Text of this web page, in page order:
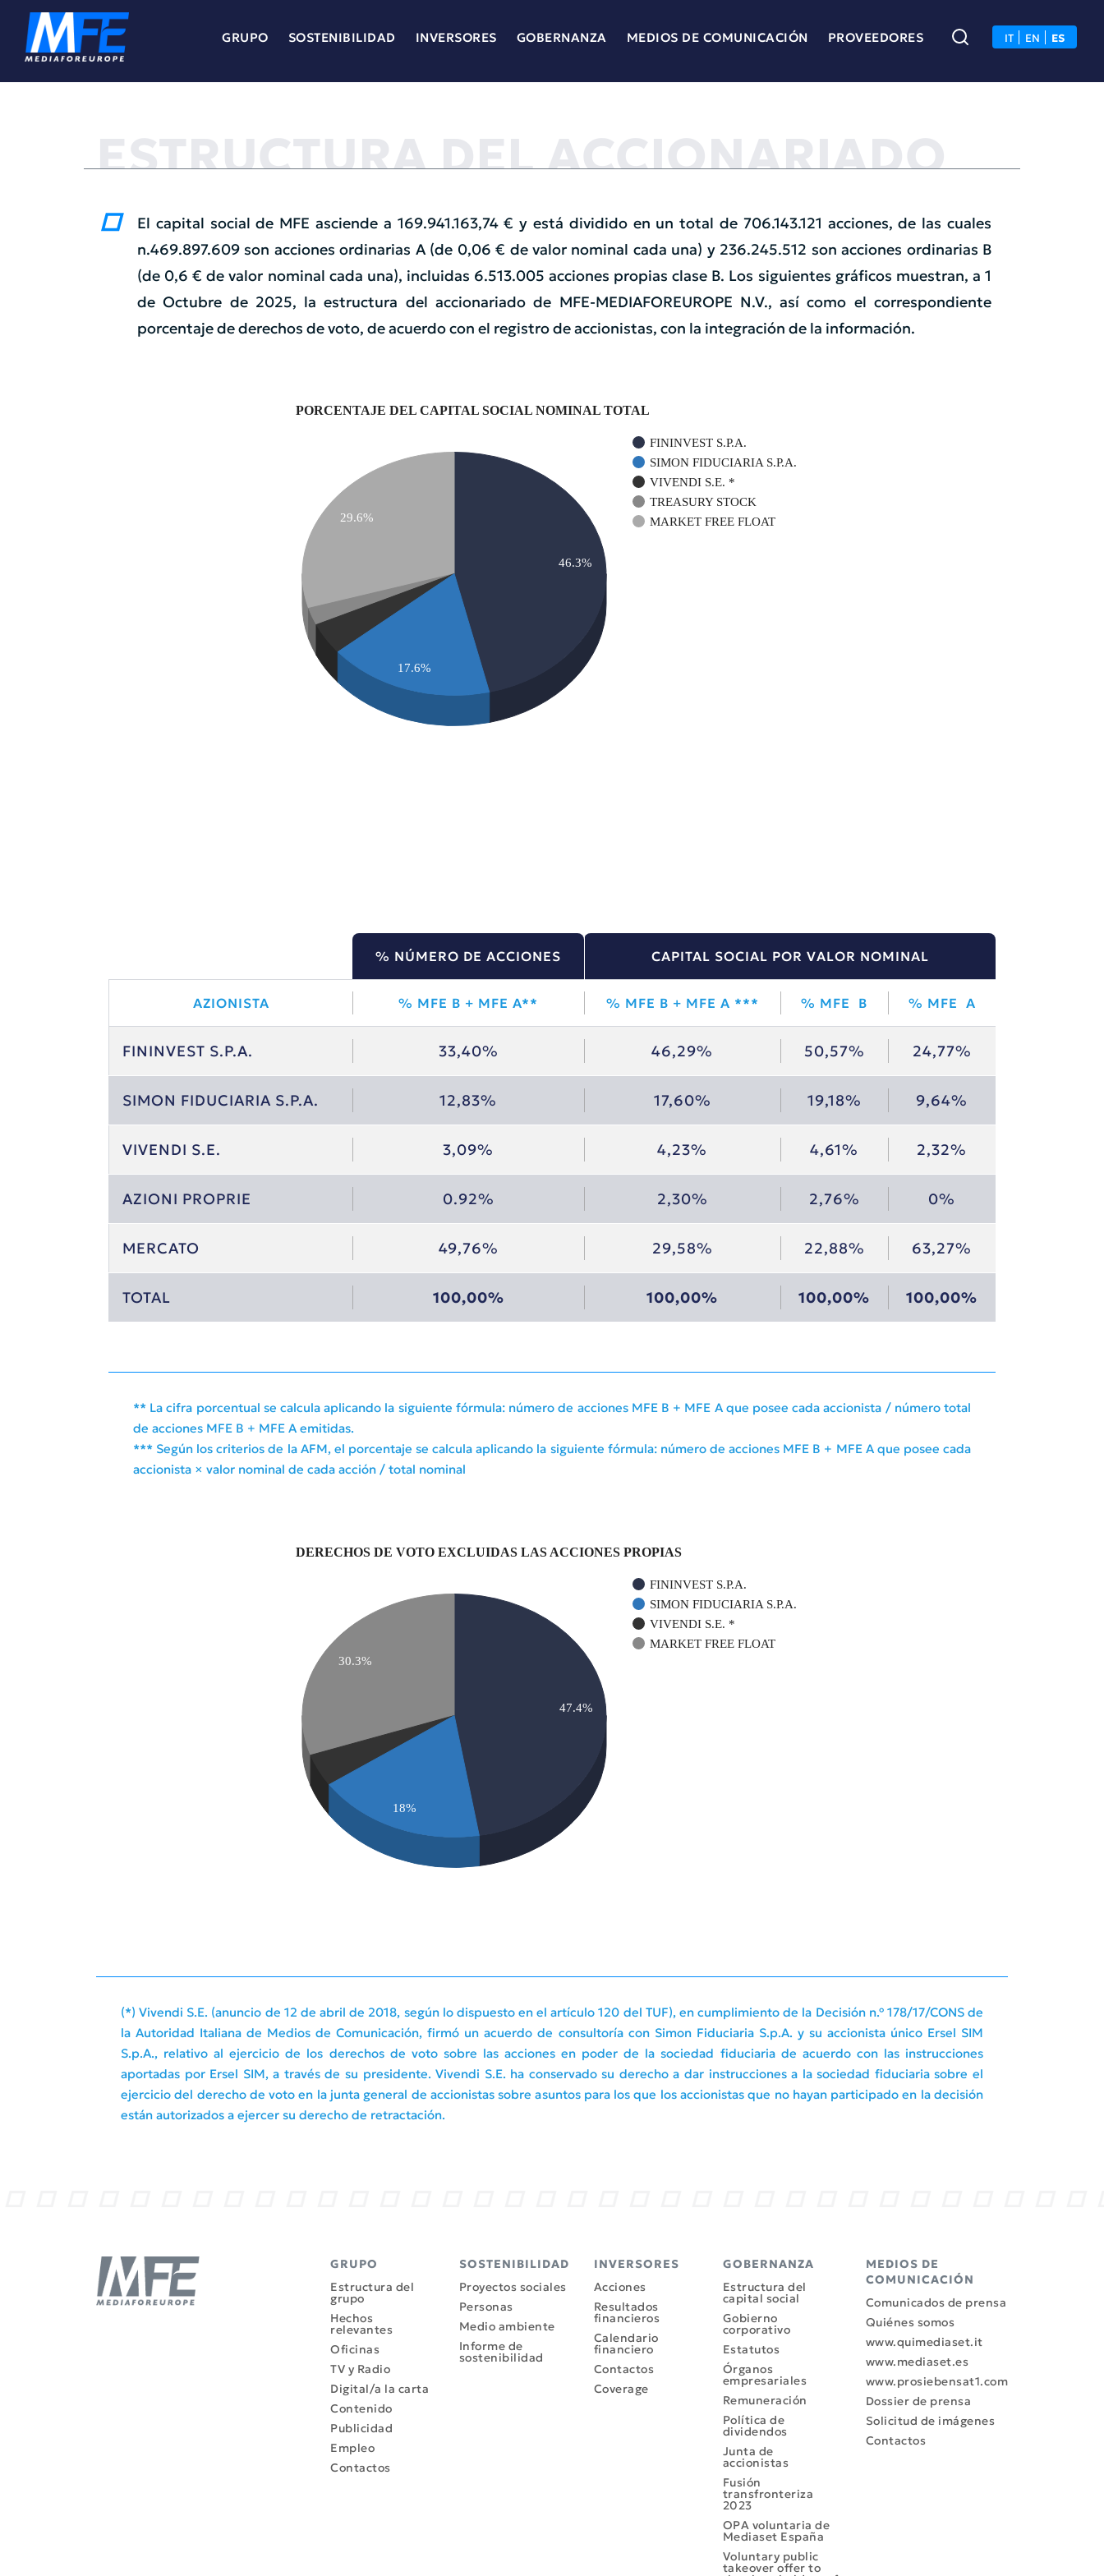
GRUPO SOSTENIBILIDAD INVERSORES GOBERNANZA MEDIOS DE COMUNICACIÓN PROVEEDORES IT EN ES
ESTRUCTURA DEL ACCIONARIADO
El capital social de MFE asciende a 169.941.163,74 € y está dividido en un total de 706.143.121 acciones, de las cuales
n.469.897.609 son acciones ordinarias A (de 0,06 € de valor nominal cada una) y 236.245.512 son acciones ordinarias B
(de 0,6 € de valor nominal cada una), incluidas 6.513.005 acciones propias clase B. Los siguientes gráficos muestran, a 1
de Octubre de 2025, la estructura del accionariado de MFE-MEDIAFOREUROPE N.V., así como el correspondiente
porcentaje de derechos de voto, de acuerdo con el registro de accionistas, con la integración de la información.
PORCENTAJE DEL CAPITAL SOCIAL NOMINAL TOTAL
FININVEST S.P.A.
SIMON FIDUCIARIA S.P.A.
VIVENDI S.E. *
TREASURY STOCK
MARKET FREE FLOAT
46.3%
29.6%
17.6%
% NÚMERO DE ACCIONES CAPITAL SOCIAL POR VALOR NOMINAL
AZIONISTA % MFE B + MFE A** % MFE B + MFE A *** % MFE B % MFE A
FININVEST S.P.A. 33,40% 46,29% 50,57% 24,77%
SIMON FIDUCIARIA S.P.A. 12,83% 17,60% 19,18% 9,64%
VIVENDI S.E. 3,09% 4,23% 4,61% 2,32%
AZIONI PROPRIE 0.92% 2,30% 2,76% 0%
MERCATO 49,76% 29,58% 22,88% 63,27%
TOTAL 100,00% 100,00% 100,00% 100,00%
** La cifra porcentual se calcula aplicando la siguiente fórmula: número de acciones MFE B + MFE A que posee cada accionista / número total
de acciones MFE B + MFE A emitidas.
*** Según los criterios de la AFM, el porcentaje se calcula aplicando la siguiente fórmula: número de acciones MFE B + MFE A que posee cada
accionista × valor nominal de cada acción / total nominal
DERECHOS DE VOTO EXCLUIDAS LAS ACCIONES PROPIAS
FININVEST S.P.A.
SIMON FIDUCIARIA S.P.A.
VIVENDI S.E. *
MARKET FREE FLOAT
47.4%
30.3%
18%
(*) Vivendi S.E. (anuncio de 12 de abril de 2018, según lo dispuesto en el artículo 120 del TUF), en cumplimiento de la Decisión n.º 178/17/CONS de
la Autoridad Italiana de Medios de Comunicación, firmó un acuerdo de consultoría con Simon Fiduciaria S.p.A. y su accionista único Ersel SIM
S.p.A., relativo al ejercicio de los derechos de voto sobre las acciones en poder de la sociedad fiduciaria de acuerdo con las instrucciones
aportadas por Ersel SIM, a través de su presidente. Vivendi S.E. ha conservado su derecho a dar instrucciones a la sociedad fiduciaria sobre el
ejercicio del derecho de voto en la junta general de accionistas sobre asuntos para los que los accionistas que no hayan participado en la decisión
están autorizados a ejercer su derecho de retractación.
GRUPO
Estructura del
grupo
Hechos
relevantes
Oficinas
TV y Radio
Digital/a la carta
Contenido
Publicidad
Empleo
Contactos
SOSTENIBILIDAD
Proyectos sociales
Personas
Medio ambiente
Informe de
sostenibilidad
INVERSORES
Acciones
Resultados
financieros
Calendario
financiero
Contactos
Coverage
GOBERNANZA
Estructura del
capital social
Gobierno
corporativo
Estatutos
Órganos
empresariales
Remuneración
Política de
dividendos
Junta de
accionistas
Fusión
transfronteriza
2023
OPA voluntaria de
Mediaset España
Voluntary public
takeover offer to
MEDIOS DE
COMUNICACIÓN
Comunicados de prensa
Quiénes somos
www.quimediaset.it
www.mediaset.es
www.prosiebensat1.com
Dossier de prensa
Solicitud de imágenes
Contactos